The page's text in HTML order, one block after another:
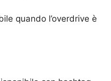
quando l’overdrive è